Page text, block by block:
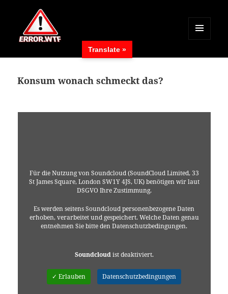
MENÜ
WIDGETS
Konsum wonach schmeckt das?
Für die Nutzung von Soundcloud (SoundCloud Limited, 33
St James Square, London SW1Y 4JS, UK) benötigen wir laut
DSGVO Ihre Zustimmung.
Es werden seitens Soundcloud personenbezogene Daten
erhoben, verarbeitet und gespeichert. Welche Daten genau
entnehmen Sie bitte den Datenschutzbedingungen.
Soundcloudist deaktiviert.
✓ Erlauben Datenschutzbedingungen
Translate »